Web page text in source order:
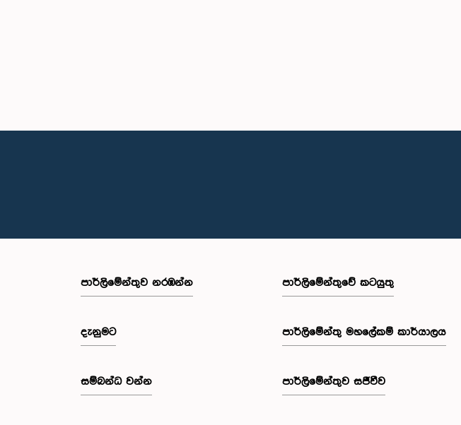
පාර්ලි‌මේන්තුව නරඹන්න
දැනුමට
සම්බන්ධ වන්න
පාර්ලිමේන්තුවේ කටයුතු
පාර්ලිමේන්තු මහලේකම් කාර්යාලය
පාර්ලිමේන්තුව සජීවීව